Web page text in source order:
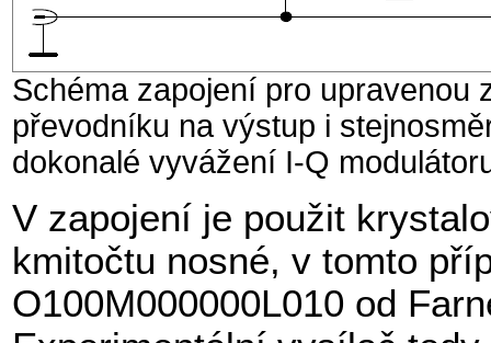
Schéma zapojení pro upravenou
převodníku na výstup i
dokonalé vyvážení I-Q
V zapojení je použit
kmitočtu nosné, v tomto
O100M000000L010 od